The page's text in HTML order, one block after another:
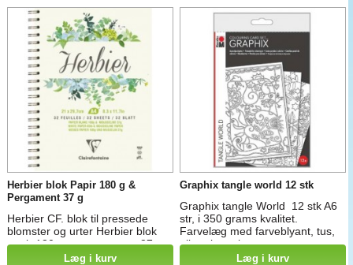
Herbier blok Papir 180 g &
Pergament 37 g
Herbier CF. blok til pressede
blomster og urter Herbier blok
papir 180 g og pergament 37 g
´s kvalitet i 32 siders blok
Læg i kurv
Graphix tangle world 12 stk
Graphix tangle World 12 stk A6
str, i 350 grams kvalitet.
Farvelæg med farveblyant, tus,
eller akvarel.
Læg i kurv